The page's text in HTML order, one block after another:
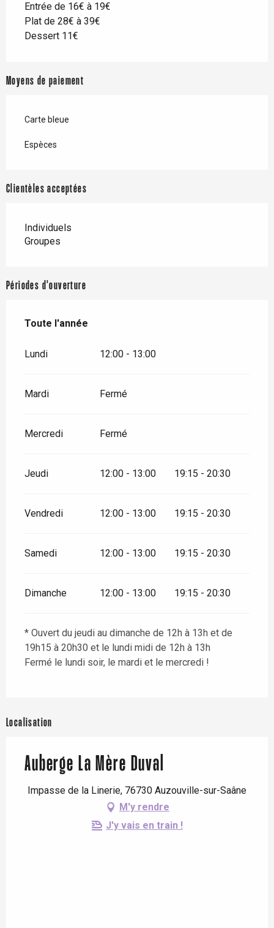
Entrée de 16€ à 19€
Plat de 28€ à 39€
Dessert 11€
Moyens de paiement
Carte bleue
Espèces
Clientèles acceptées
Individuels
Groupes
Périodes d'ouverture
Toute l'année
Toute l'année
Lundi 12:00 - 13:00
Mardi Fermé
Mercredi Fermé
Jeudi 12:00 - 13:00 19:15 - 20:30
Vendredi 12:00 - 13:00 19:15 - 20:30
Samedi 12:00 - 13:00 19:15 - 20:30
Dimanche 12:00 - 13:00 19:15 - 20:30
* Ouvert du jeudi au dimanche de 12h à 13h et de
19h15 à 20h30 et le lundi midi de 12h à 13h
Fermé le lundi soir, le mardi et le mercredi !
Localisation
Auberge La Mère Duval
Impasse de la Linerie, 76730 Auzouville-sur-Saâne
M'y rendre
J'y vais en train !